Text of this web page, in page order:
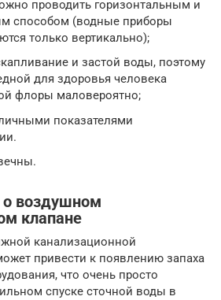
проводить горизонтальным и
способом (водные приборы
только вертикально);
и застой воды, поэтому
для здоровья человека
флоры маловероятно;
показателями
воздушном
клапане
канализационной
привести к появлению запаха
что очень просто
спуске сточной воды в